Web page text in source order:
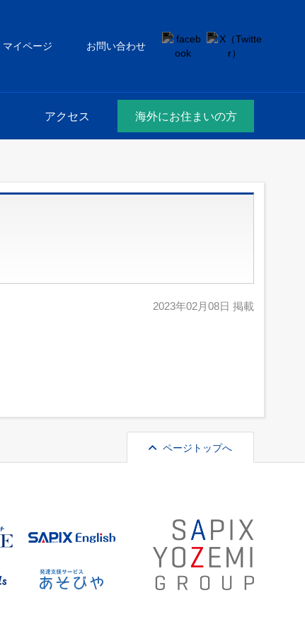
マイページ お問い合わせ
アクセス 海外にお住まいの方
2023年02月08日 掲載
ページトップへ
SAPIX English
SAPIX kids